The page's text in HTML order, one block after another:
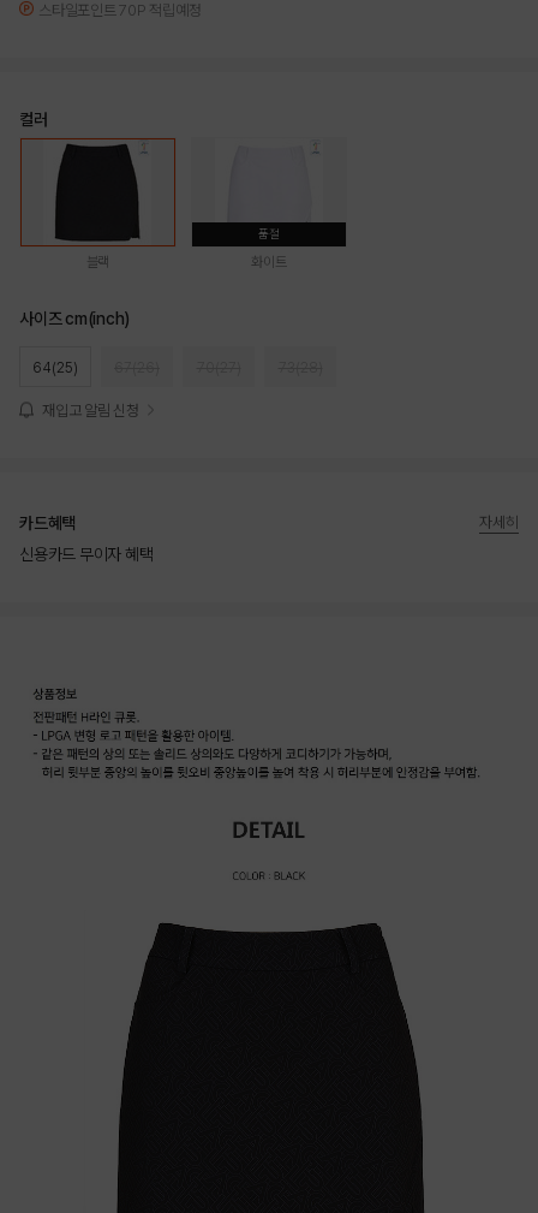
스타일포인트 70P 적립예정
컬러
블랙
품절
화이트
사이즈 cm(inch)
64(25)
재입고 알림 신청
카드혜택
신용카드 무이자 혜택
자세히